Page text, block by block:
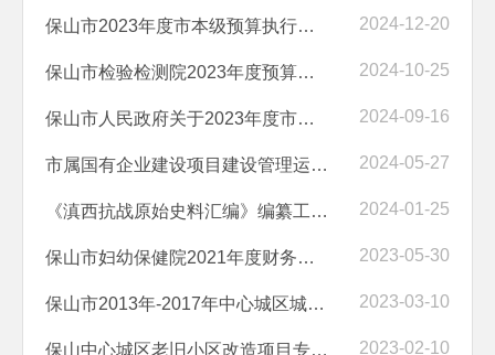
保山市2023年度市本级预算执行和其他财政收支审计查出问题整改情况的报... 2024-12-20
保山市检验检测院2023年度预算执行情况和决算及其他财政收支情况审计项... 2024-10-25
保山市人民政府关于2023年度市本级预算执行和其他财政收支情况的审计工... 2024-09-16
市属国有企业建设项目建设管理运营等情况专项审计调查结果 2024-05-27
《滇西抗战原始史料汇编》编纂工作项目经费管理使用情况审计结果 2024-01-25
保山市妇幼保健院2021年度财务收支情况审计结果 2023-05-30
保山市2013年-2017年中心城区城市棚户区改造项目竣工决算审计结果 2023-03-10
保山中心城区老旧小区改造项目专项审计调查结果 2023-02-10